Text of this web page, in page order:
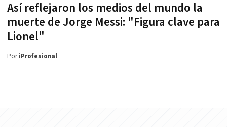
Así reflejaron los medios del mundo la
muerte de Jorge Messi: "Figura clave para
Lionel"
PoriProfesional